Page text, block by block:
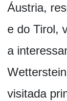
Áustria,
e do Tirol,
a
visitada